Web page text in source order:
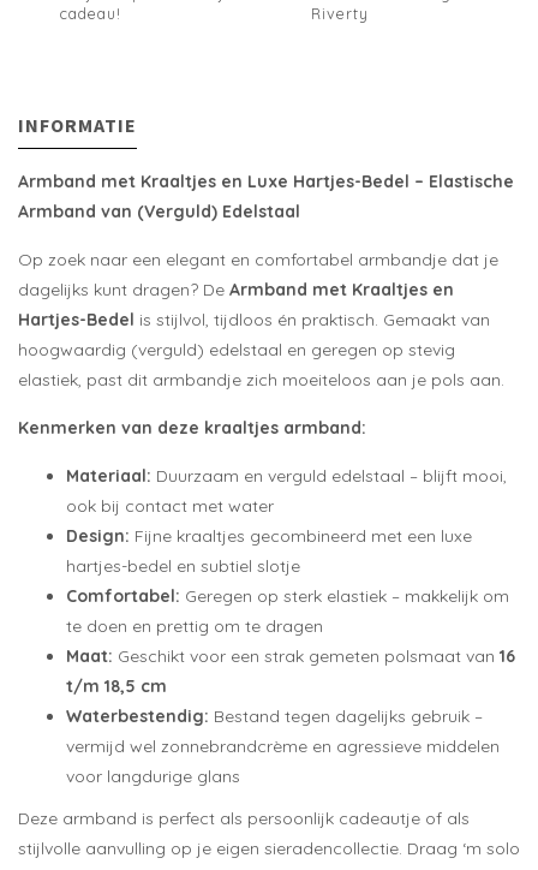
cadeau!
Riverty
INFORMATIE
Armband met Kraaltjes en Luxe Hartjes-Bedel – Elastische
Armband van (Verguld) Edelstaal
Op zoek naar een elegant en comfortabel armbandje dat je
dagelijks kunt dragen? De Armband met Kraaltjes en
Hartjes-Bedel is stijlvol, tijdloos én praktisch. Gemaakt van
hoogwaardig (verguld) edelstaal en geregen op stevig
elastiek, past dit armbandje zich moeiteloos aan je pols aan.
Kenmerken van deze kraaltjes armband:
Materiaal: Duurzaam en verguld edelstaal – blijft mooi,
ook bij contact met water
Design: Fijne kraaltjes gecombineerd met een luxe
hartjes-bedel en subtiel slotje
Comfortabel: Geregen op sterk elastiek – makkelijk om
te doen en prettig om te dragen
Maat: Geschikt voor een strak gemeten polsmaat van 16
t/m 18,5 cm
Waterbestendig: Bestand tegen dagelijks gebruik –
vermijd wel zonnebrandcrème en agressieve middelen
voor langdurige glans
Deze armband is perfect als persoonlijk cadeautje of als
stijlvolle aanvulling op je eigen sieradencollectie. Draag ‘m solo